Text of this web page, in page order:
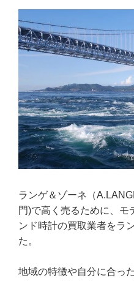
ランゲ＆ゾーネ（
門)で高く売るために、モ
ンド時計の買取業者をラ
た。
地域の特徴や自分に合っ